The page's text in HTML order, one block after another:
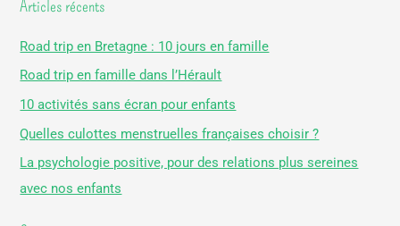
c
r
c
h
e
r
Articles récents
Road trip en Bretagne : 10 jours en famille
Road trip en famille dans l’Hérault
10 activités sans écran pour enfants
Quelles culottes menstruelles françaises choisir ?
La psychologie positive, pour des relations plus sereines
avec nos enfants